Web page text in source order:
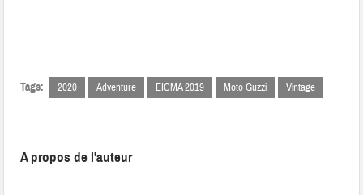
Tags: 2020 Adventure EICMA 2019 Moto Guzzi Vintage
A propos de l'auteur